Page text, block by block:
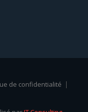
de confidentialité